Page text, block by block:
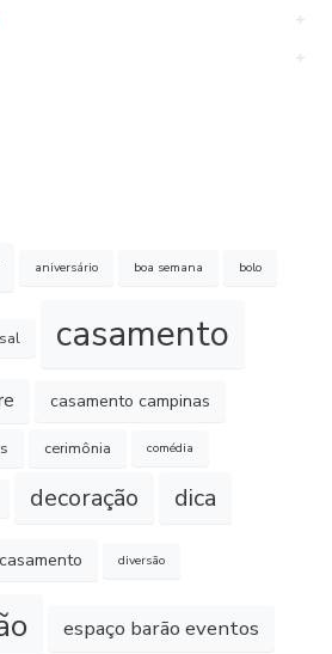
aniversário boa semana bolo
casamento
casamento campinas
cerimônia comédia
decoração dica
diversão
espaço barão eventos